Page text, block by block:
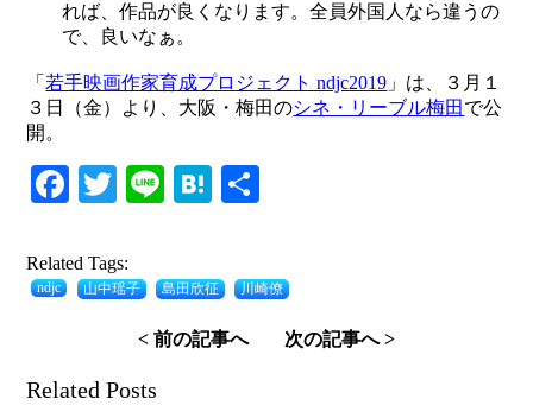
れば、作品が良くなります。全員外国人なら違うの
で、良いなぁ。
「若手映画作家育成プロジェクト ndjc2019 」は、３月１
３日（金）より、大阪・梅田のシネ・リーブル梅田 で公
開。
Facebook
TwitterLineHatena
Related Tags:
ndjc 山中瑶子 島田欣征 川崎僚
< 前の記事へ 次の記事へ >
Related Posts